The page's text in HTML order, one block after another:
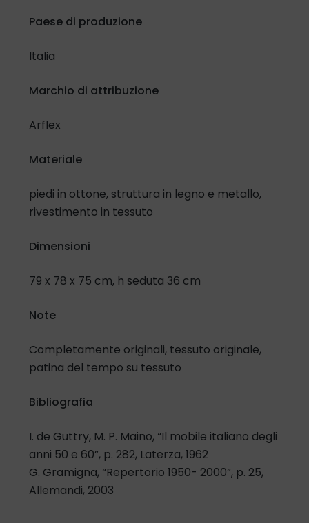
Paese di produzione
Italia
Marchio di attribuzione
Arflex
Materiale
piedi in ottone, struttura in legno e metallo,
rivestimento in tessuto
Dimensioni
79 x 78 x 75 cm, h seduta 36 cm
Note
Completamente originali, tessuto originale,
patina del tempo su tessuto
Bibliografia
I. de Guttry, M. P. Maino, “Il mobile italiano degli
anni 50 e 60”, p. 282, Laterza, 1962
G. Gramigna, “Repertorio 1950- 2000”, p. 25,
Allemandi, 2003